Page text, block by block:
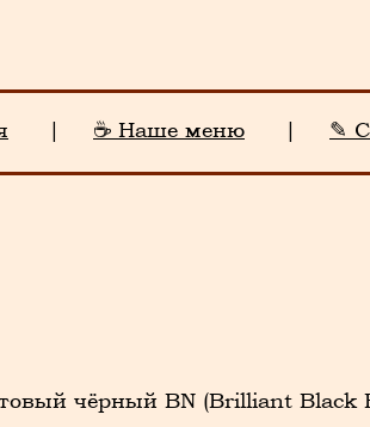
| ☕ Наше меню | ✎
чёрный BN (Brilliant Black